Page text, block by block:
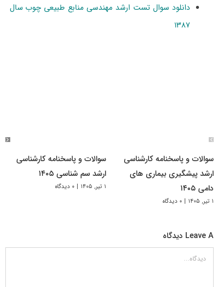
دانلود سوال تست ارشد مهندسی منابع طبیعی چوب سال
۱۳۸۷
سوالات و پاسخنامه کارشناسی
ارشد پیشگیری بیماری های
دامی ۱۴۰۵
۱ تیر, ۱۴۰۵ | ۰ دیدگاه
سوالات و پاسخنامه کارشناسی
ارشد سم شناسی ۱۴۰۵
۱ تیر, ۱۴۰۵ | ۰ دیدگاه
Leave A دیدگاه
دیدگاه